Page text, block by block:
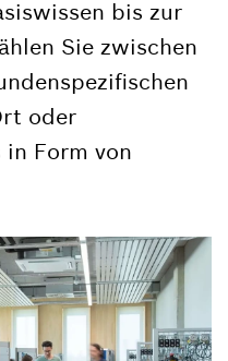
bis zur
Sie zwischen
oder
Form von